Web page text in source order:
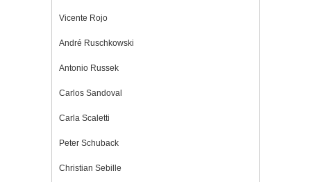
Vicente Rojo
André Ruschkowski
Antonio Russek
Carlos Sandoval
Carla Scaletti
Peter Schuback
Christian Sebille